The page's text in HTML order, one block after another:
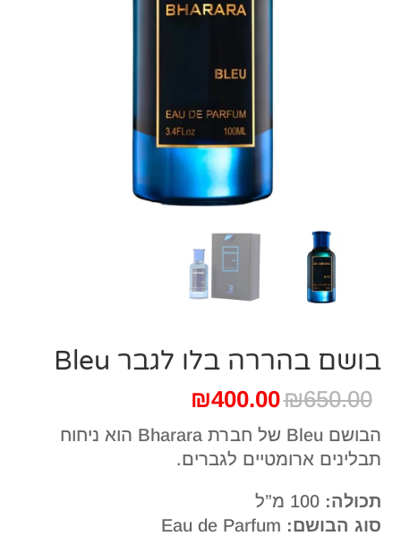
בושם בהררה בלו לגבר Bleu
₪650.00
המחיר
המקורי
היה:
₪650.00.
₪400.00
הנוכחי
הוא:
₪400.00.
הבושם Bleu של חברת Bharara הוא ניחוח
תבלינים ארומטיים לגברים.
תכולה: 100 מ”ל
סוג הבושם: